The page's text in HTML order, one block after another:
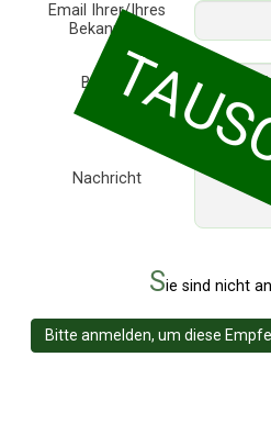
Email Ihrer/Ihres
Bekannten
Betreff
Nachricht
Sie sind nicht
Bitte anmelden, um diese